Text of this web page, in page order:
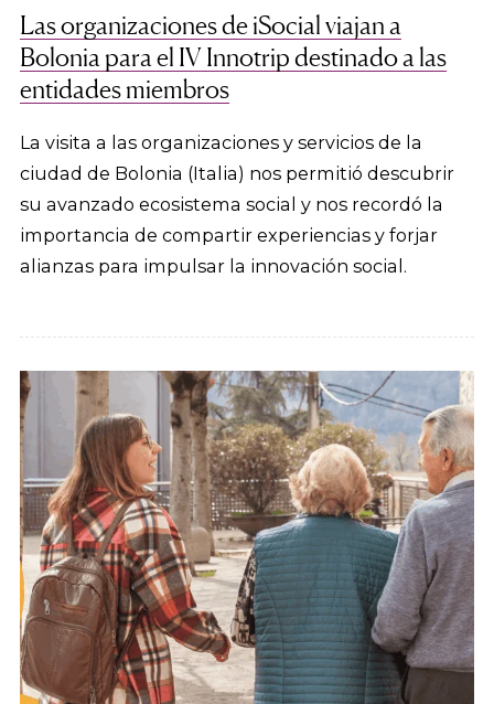
Las organizaciones de iSocial viajan a
Bolonia para el IV Innotrip destinado a las
entidades miembros
La visita a las organizaciones y servicios de la
ciudad de Bolonia (Italia) nos permitió descubrir
su avanzado ecosistema social y nos recordó la
importancia de compartir experiencias y forjar
alianzas para impulsar la innovación social.